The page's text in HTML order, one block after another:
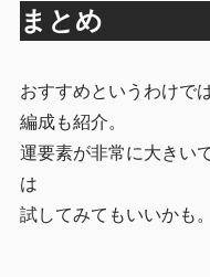
まとめ
おすすめというわけで
編成も紹介。
運要素が非常に大きい
は
試してみてもいいかも。